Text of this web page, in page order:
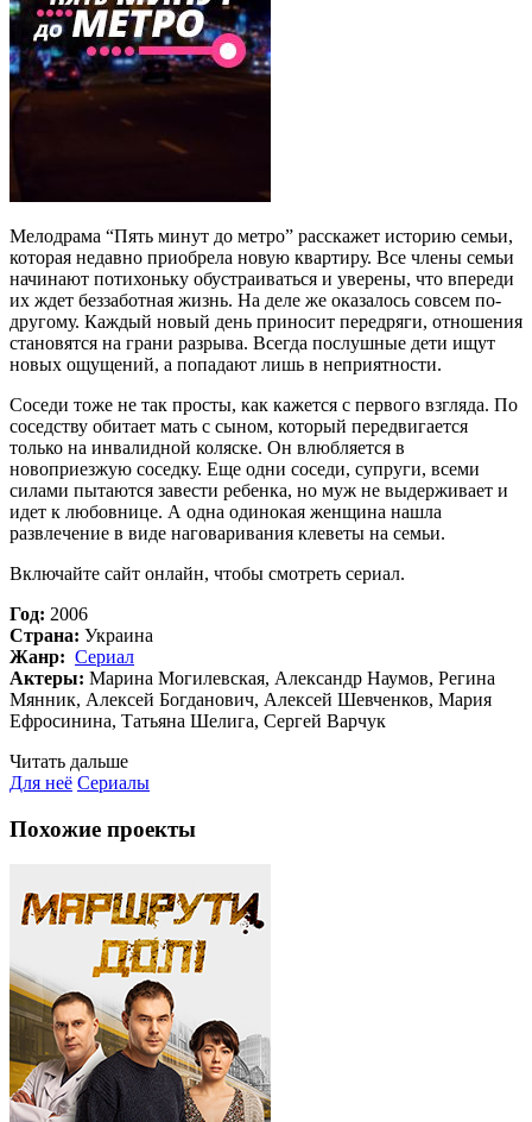
Мелодрама “Пять минут до метро” расскажет историю семьи,
которая недавно приобрела новую квартиру. Все члены семьи
начинают потихоньку обустраиваться и уверены, что впереди
их ждет беззаботная жизнь. На деле же оказалось совсем по-
другому. Каждый новый день приносит передряги, отношения
становятся на грани разрыва. Всегда послушные дети ищут
новых ощущений, а попадают лишь в неприятности.
Соседи тоже не так просты, как кажется с первого взгляда. По
соседству обитает мать с сыном, который передвигается
только на инвалидной коляске. Он влюбляется в
новоприезжую соседку. Еще одни соседи, супруги, всеми
силами пытаются завести ребенка, но муж не выдерживает и
идет к любовнице. А одна одинокая женщина нашла
развлечение в виде наговаривания клеветы на семьи.
Включайте сайт онлайн, чтобы смотреть сериал.
Год: 2006
Страна: Украина
Жанр: Сериал
Актеры: Марина Могилевская, Александр Наумов, Регина
Мянник, Алексей Богданович, Алексей Шевченков, Мария
Ефросинина, Татьяна Шелига, Сергей Варчук
Читать дальше
Для неё Сериалы
Похожие проекты